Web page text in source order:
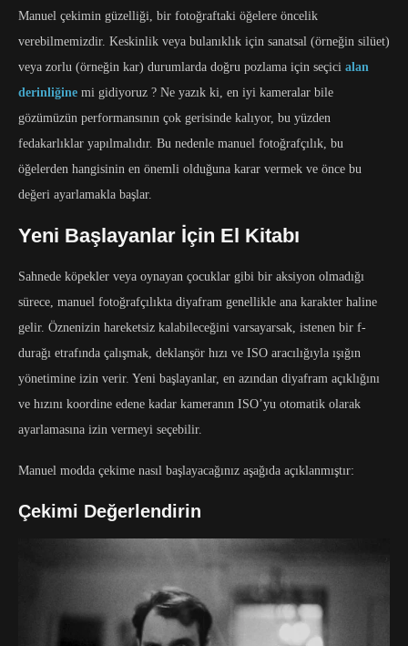
Manuel çekimin güzelliği, bir fotoğraftaki öğelere öncelik
verebilmemizdir. Keskinlik veya bulanıklık için sanatsal (örneğin silüet)
veya zorlu (örneğin kar) durumlarda doğru pozlama için seçici alan
derinliğine mi gidiyoruz ? Ne yazık ki, en iyi kameralar bile
gözümüzün performansının çok gerisinde kalıyor, bu yüzden
fedakarlıklar yapılmalıdır. Bu nedenle manuel fotoğrafçılık, bu
öğelerden hangisinin en önemli olduğuna karar vermek ve önce bu
değeri ayarlamakla başlar.
Yeni Başlayanlar İçin El Kitabı
Sahnede köpekler veya oynayan çocuklar gibi bir aksiyon olmadığı
sürece, manuel fotoğrafçılıkta diyafram genellikle ana karakter haline
gelir. Öznenizin hareketsiz kalabileceğini varsayarsak, istenen bir f-
durağı etrafında çalışmak, deklanşör hızı ve ISO aracılığıyla ışığın
yönetimine izin verir. Yeni başlayanlar, en azından diyafram açıklığını
ve hızını koordine edene kadar kameranın ISO’yu otomatik olarak
ayarlamasına izin vermeyi seçebilir.
Manuel modda çekime nasıl başlayacağınız aşağıda açıklanmıştır:
Çekimi Değerlendirin